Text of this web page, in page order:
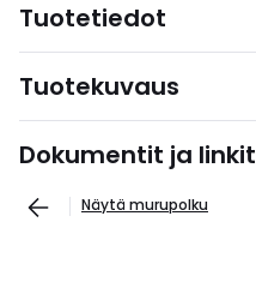
Tuotetiedot
Tuotekuvaus
Dokumentit ja linkit
Näytä murupolku